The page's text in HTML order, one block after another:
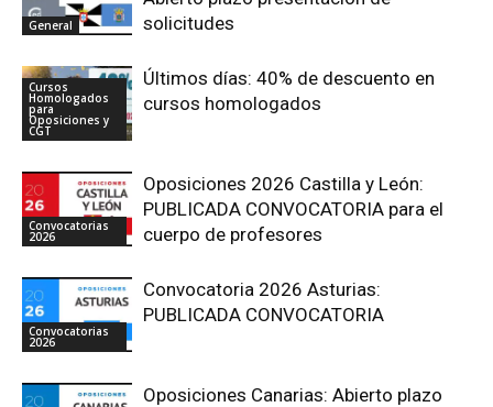
General
solicitudes
Cursos
Homologados
para
Oposiciones y
CGT
Últimos días: 40% de descuento en
cursos homologados
Convocatorias
2026
Oposiciones 2026 Castilla y León:
PUBLICADA CONVOCATORIA para el
cuerpo de profesores
Convocatorias
2026
Convocatoria 2026 Asturias:
PUBLICADA CONVOCATORIA
Oposiciones Canarias: Abierto plazo